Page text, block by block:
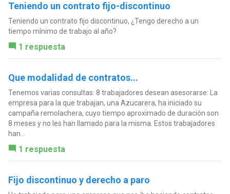
Teniendo un contrato fijo-discontinuo
Teniendo un contrato fijo discontinuo, ¿Tengo derecho a un
tiempo mínimo de trabajo al año?
1 respuesta
Que modalidad de contratos...
Tenemos varias consultas: 8 trabajadores desean asesorarse: La
empresa para la que trabajan, una Azucarera, ha iniciado su
campaña remolachera, cuyo tiempo aproximado de duración son
8 meses y no les han llamado para la misma. Estos trabajadores
han...
1 respuesta
Fijo discontinuo y derecho a paro